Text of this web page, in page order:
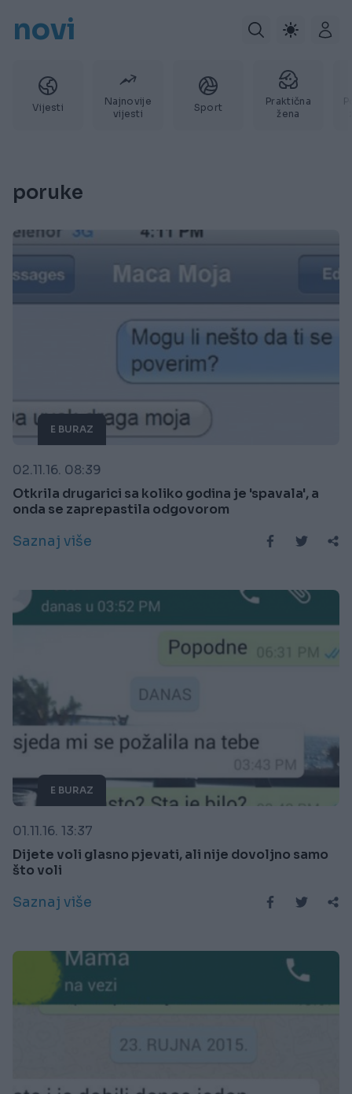
novi
Vijesti
Najnovije
vijesti
Sport
Praktična
žena
poruke
E BURAZ
02.11.16. 08:39
Otkrila drugarici sa koliko godina je 'spavala', a
onda se zaprepastila odgovorom
Saznaj više
E BURAZ
01.11.16. 13:37
Dijete voli glasno pjevati, ali nije dovoljno samo
što voli
Saznaj više